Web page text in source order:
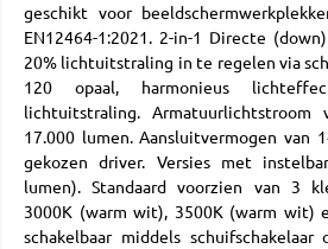
geschikt voor
EN12464-1:2021. 2-in-1 Directe
20% lichtuitstraling in te regelen via
120 opaal, harmonieus
lichtuitstraling.
17.000 lumen. Aansluitvermogen van
gekozen driver. Versies met
lumen). Standaard voorzien van 3
3000K (warm wit), 3500K (warm wit)
schakelbaar middels schuifschakelaar